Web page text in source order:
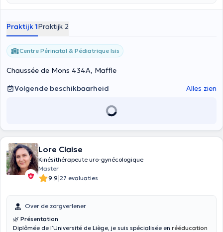
Praktijk 1Praktijk 2
Centre Périnatal & Pédiatrique Isis
Chaussée de Mons 434A, Maffle
Volgende beschikbaarheid
Alles zien
Lore Claise
Kinésithérapeute uro-gynécologique
Master
9.9|27 evaluaties
Over de zorgverlener
🌿 Présentation
Diplômée de l’Université de Liège, je suis spécialisée en rééducation